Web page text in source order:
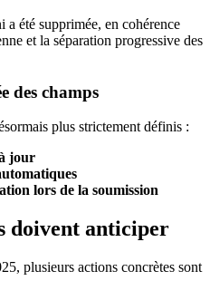
été supprimée, en cohérence
et la séparation progressive des
des champs
plus strictement définis :
jour
lors de la soumission
doivent anticiper
plusieurs actions concrètes sont